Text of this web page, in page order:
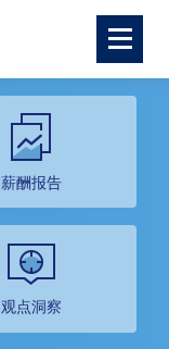
薪酬报告
观点洞察